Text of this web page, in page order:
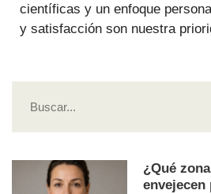
científicas y un enfoque
y satisfacción son nuestra
¿Qué